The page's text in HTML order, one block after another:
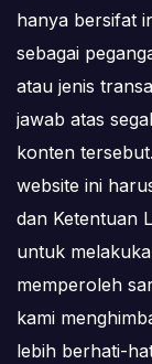
hanya bersifat
sebagai
atau jenis
jawab atas
konten
website ini
dan Ketentuan
untuk
memperoleh
kami
lebih berhati-